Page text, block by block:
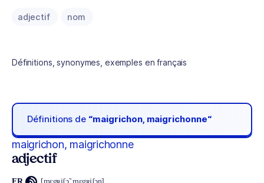
adjectif nom
Définitions, synonymes, exemples en français
Définitions de “maigrichon, maigrichonne“
maigrichon, maigrichonne
adjectif